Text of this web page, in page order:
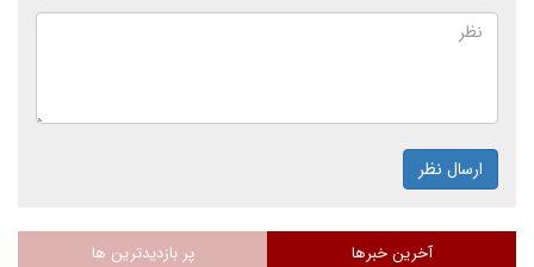
ارسال نظر
آخرین خبرها پر بازدیدترین ها